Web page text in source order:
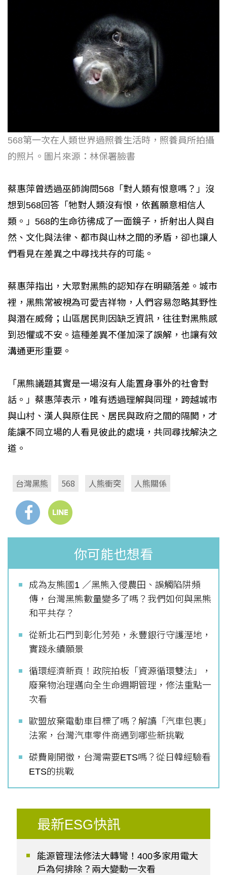
568第一次在人類世界過照養生活時，照養員所拍攝
的照片。圖片來源：林保署臉書
蔡惠萍曾透過巫師詢問568「對人類有恨意嗎？」沒
想到568回答「牠對人類沒有恨，依舊願意相信人
類。」568的生命彷彿成了一面鏡子，折射出人與自
然、文化與法律、都市與山林之間的矛盾，卻也讓人
們看見在差異之中尋找共存的可能。
蔡惠萍指出，大眾對黑熊的認知存在明顯落差。城市
裡，黑熊常被視為可愛吉祥物，人們容易忽略其野性
與潛在威脅；山區居民則因缺乏資訊，往往對黑熊感
到恐懼或不安。這種差異不僅加深了誤解，也讓有效
溝通更形重要。
「黑熊議題其實是一場沒有人能置身事外的社會對
話。」蔡惠萍表示，唯有透過理解與同理，跨越城市
與山村、漢人與原住民、居民與政府之間的隔閡，才
能讓不同立場的人看見彼此的處境，共同尋找解決之
道。
台灣黑熊 568 人熊衝突 人熊關係
你可能也想看
成為友熊國1 ／黑熊入侵農田、誤觸陷阱頻
傳，台灣黑熊數量變多了嗎？我們如何與黑熊
和平共存？
從新北石門到彰化芳苑，永豐銀行守護溼地，
實踐永續願景
循環經濟新頁！政院拍板「資源循環雙法」，
廢棄物治理邁向全生命週期管理，修法重點一
次看
歐盟放棄電動車目標了嗎？解讀「汽車包裹」
法案，台灣汽車零件商遇到哪些新挑戰
碳費剛開徵，台灣需要ETS嗎？從日韓經驗看
ETS的挑戰
最新ESG快訊
能源管理法修法大轉彎！400多家用電大
戶為何排除？兩大變動一次看